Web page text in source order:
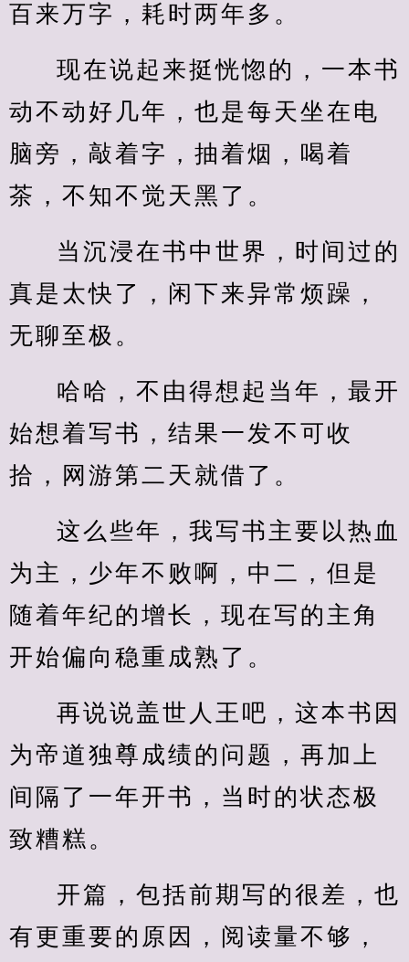
百来万字，耗时两年多。
现在说起来挺恍惚的，一本书
动不动好几年，也是每天坐在电
脑旁，敲着字，抽着烟，喝着
茶，不知不觉天黑了。
当沉浸在书中世界，时间过的
真是太快了，闲下来异常烦躁，
无聊至极。
哈哈，不由得想起当年，最开
始想着写书，结果一发不可收
拾，网游第二天就借了。
这么些年，我写书主要以热血
为主，少年不败啊，中二，但是
随着年纪的增长，现在写的主角
开始偏向稳重成熟了。
再说说盖世人王吧，这本书因
为帝道独尊成绩的问题，再加上
间隔了一年开书，当时的状态极
致糟糕。
开篇，包括前期写的很差，也
有更重要的原因，阅读量不够，